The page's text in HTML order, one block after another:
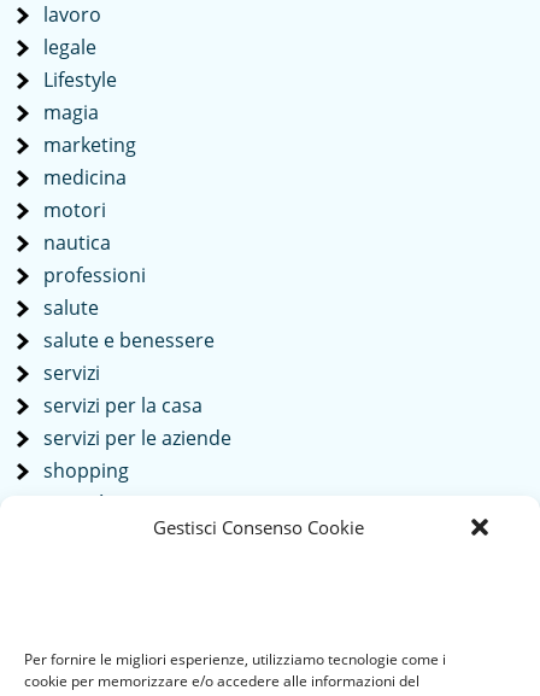
Gestisci Consenso Cookie
Per fornire le migliori esperienze, utilizziamo tecnologie come i
cookie per memorizzare e/o accedere alle informazioni del
lavoro
legale
Lifestyle
magia
marketing
medicina
motori
nautica
professioni
salute
salute e benessere
servizi
servizi per la casa
servizi per le aziende
shopping
società
Uncategorized